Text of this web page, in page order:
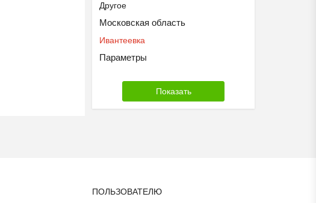
Другое
Московская область
Ивантеевка
Параметры
ПОЛЬЗОВАТЕЛЮ